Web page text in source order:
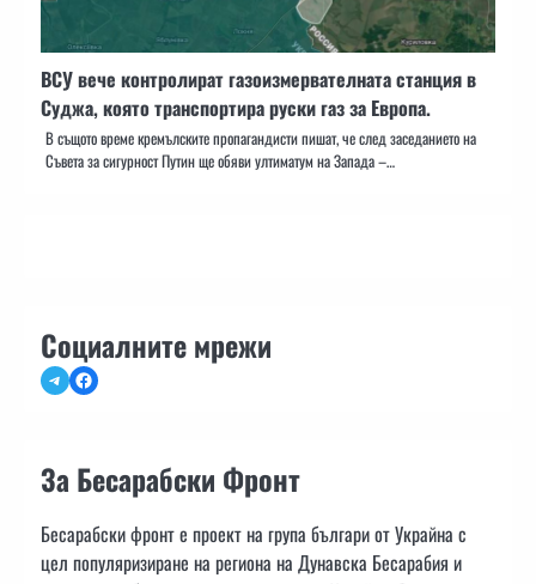
ВСУ вече контролират газоизмервателната станция в
Суджа, която транспортира руски газ за Европа.
В същото време кремълските пропагандисти пишат, че след заседанието на
Съвета за сигурност Путин ще обяви ултиматум на Запада –…
Социалните мрежи
TelegramFacebook
За Бесарабски Фронт
Бесарабски фронт е проект на група българи от Украйна с
цел популяризиране на региона на Дунавска Бесарабия и